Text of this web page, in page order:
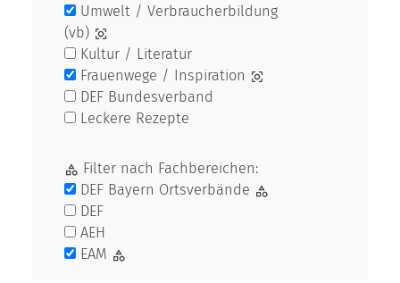
Umwelt / Verbraucherbildung
(vb)
Kultur / Literatur
Frauenwege / Inspiration
DEF Bundesverband
Leckere Rezepte
Filter nach Fachbereichen:
DEF Bayern Ortsverbände
DEF
AEH
EAM